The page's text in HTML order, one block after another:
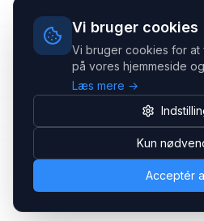
Vi bruger cookies
Vi bruger cookies for
på vores hjemmeside
Læs mere →
Kun
Acceptér